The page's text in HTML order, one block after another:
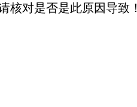
核对是否是此原因导致！